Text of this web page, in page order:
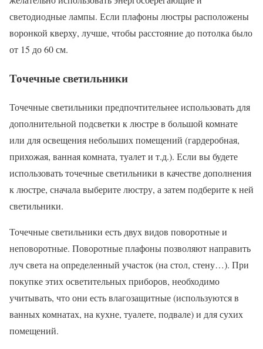
светодиодные лампы. Если плафоны люстры расположены
воронкой кверху, лучше, чтобы расстояние до потолка было
от 15 до 60 см.
Точечные светильники
Точечные светильники предпочтительнее использовать для
дополнительной подсветки к люстре в большой комнате
или для освещения небольших помещений (гардеробная,
прихожая, ванная комната, туалет и т.д.). Если вы будете
использовать точечные светильники в качестве дополнения
к люстре, сначала выберите люстру, а затем подберите к ней
светильники.
Точечные светильники есть двух видов поворотные и
неповоротные. Поворотные плафоны позволяют направить
луч света на определенный участок (на стол, стену…). При
покупке этих осветительных приборов, необходимо
учитывать, что они есть влагозащитные (используются в
ванных комнатах, на кухне, туалете, подвале) и для сухих
помещений.